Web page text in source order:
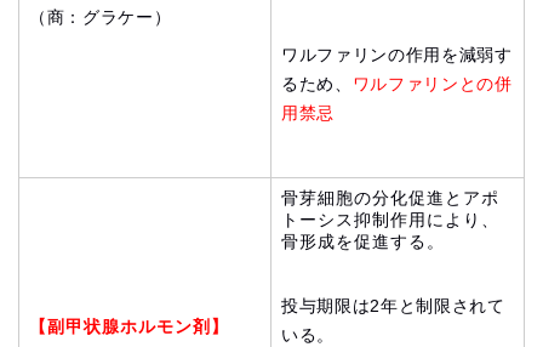
（商：グラケー）
ワルファリンの作用を減弱す
るため、 ワルファリンとの併
用禁忌
【副甲状腺ホルモン剤】
骨芽細胞の分化促進とアポ
トーシス抑制作用により、
骨形成を促進する。
投与期限は2年と制限されて
いる。